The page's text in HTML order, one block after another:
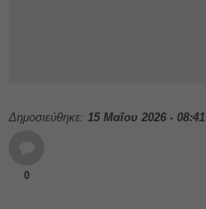
Δημοσιεύθηκε: 15 Μαΐου 2026 - 08:41
0